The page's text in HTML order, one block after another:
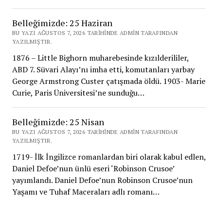
Belleğimizde: 25 Haziran
BU YAZI AĞUSTOS 7, 2026 TARIHINDE ADMIN TARAFINDAN
YAZILMIŞTIR.
1876 – Little Bighorn muharebesinde kızılderililer,
ABD 7. Süvari Alayı’nı imha etti, komutanları yarbay
George Armstrong Custer çatışmada öldü. 1903- Marie
Curie, Paris Üniversitesi’ne sunduğu…
Belleğimizde: 25 Nisan
BU YAZI AĞUSTOS 7, 2026 TARIHINDE ADMIN TARAFINDAN
YAZILMIŞTIR.
1719- İlk İngilizce romanlardan biri olarak kabul edlen,
Daniel Defoe’nun ünlü eseri ‘Robinson Crusoe’
yayımlandı. Daniel Defoe’nun Robinson Crusoe’nun
Yaşamı ve Tuhaf Maceraları adlı romanı…